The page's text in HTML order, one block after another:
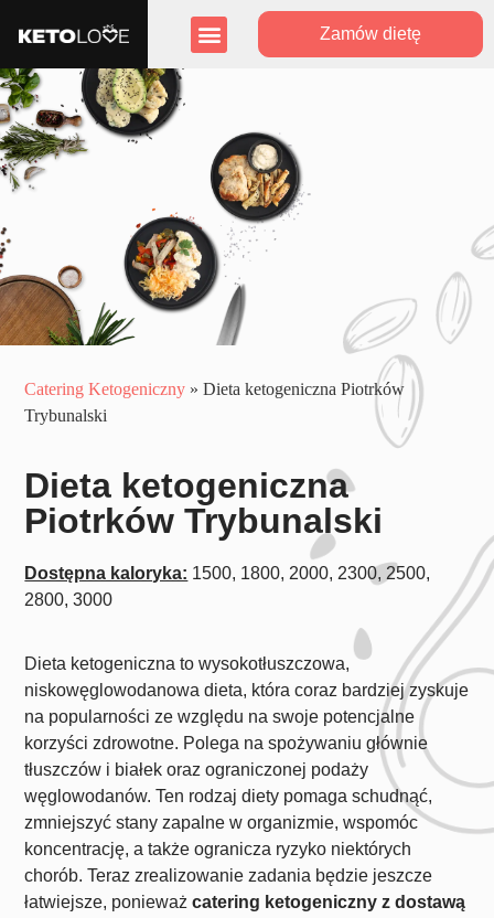
Zamów dietę
Catering Ketogeniczny »Dieta ketogeniczna Piotrków
Trybunalski
Dieta ketogeniczna
Piotrków Trybunalski
Dostępna kaloryka: 1500, 1800, 2000, 2300, 2500,
2800, 3000
Dieta ketogeniczna to wysokotłuszczowa,
niskowęglowodanowa dieta, która coraz bardziej zyskuje
na popularności ze względu na swoje potencjalne
korzyści zdrowotne. Polega na spożywaniu głównie
tłuszczów i białek oraz ograniczonej podaży
węglowodanów. Ten rodzaj diety pomaga schudnąć,
zmniejszyć stany zapalne w organizmie, wspomóc
koncentrację, a także ogranicza ryzyko niektórych
chorób. Teraz zrealizowanie zadania będzie jeszcze
łatwiejsze, ponieważcatering ketogeniczny z dostawą